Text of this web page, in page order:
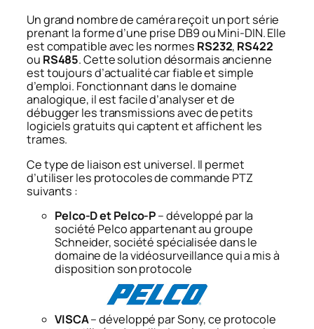
Un grand nombre de caméra reçoit un port série
prenant la forme d’une prise DB9 ou Mini-DIN. Elle
est compatible avec les normes RS232, RS422
ou RS485. Cette solution désormais ancienne
est toujours d’actualité car fiable et simple
d’emploi. Fonctionnant dans le domaine
analogique, il est facile d’analyser et de
débugger les transmissions avec de petits
logiciels gratuits qui captent et affichent les
trames.
Ce type de liaison est universel. Il permet
d’utiliser les protocoles de commande PTZ
suivants :
Pelco-D et Pelco-P– développé par la
société Pelco appartenant au groupe
Schneider, société spécialisée dans le
domaine de la vidéosurveillance qui a mis à
disposition son protocole
VISCA– développé par Sony, ce protocole